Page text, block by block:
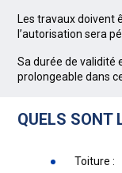
Les travaux doivent
l’autorisation sera
Sa durée de validité
prolongeable dans
QUELS SONT
Toiture :